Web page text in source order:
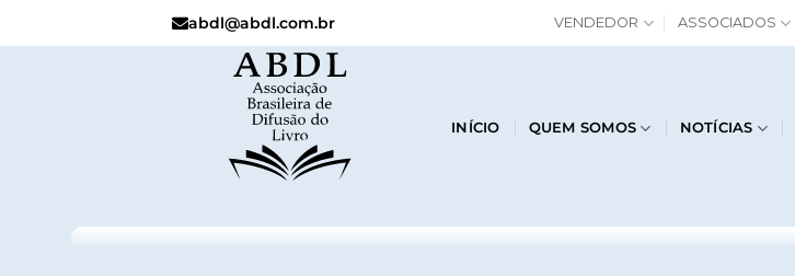
abdl@abdl.com.br VENDEDOR ASSOCIADOS
INÍCIO QUEM SOMOS NOTÍCIAS